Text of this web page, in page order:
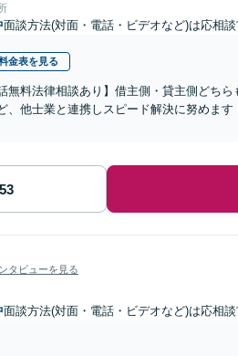
面談方法(対面・電話・ビデオなど)は応相談
金表を見る
無料法律相談あり】借主側・貸主側どち
、他士業と連携しスピード解決に努めま
タビューを見る
面談方法(対面・電話・ビデオなど)は応相談